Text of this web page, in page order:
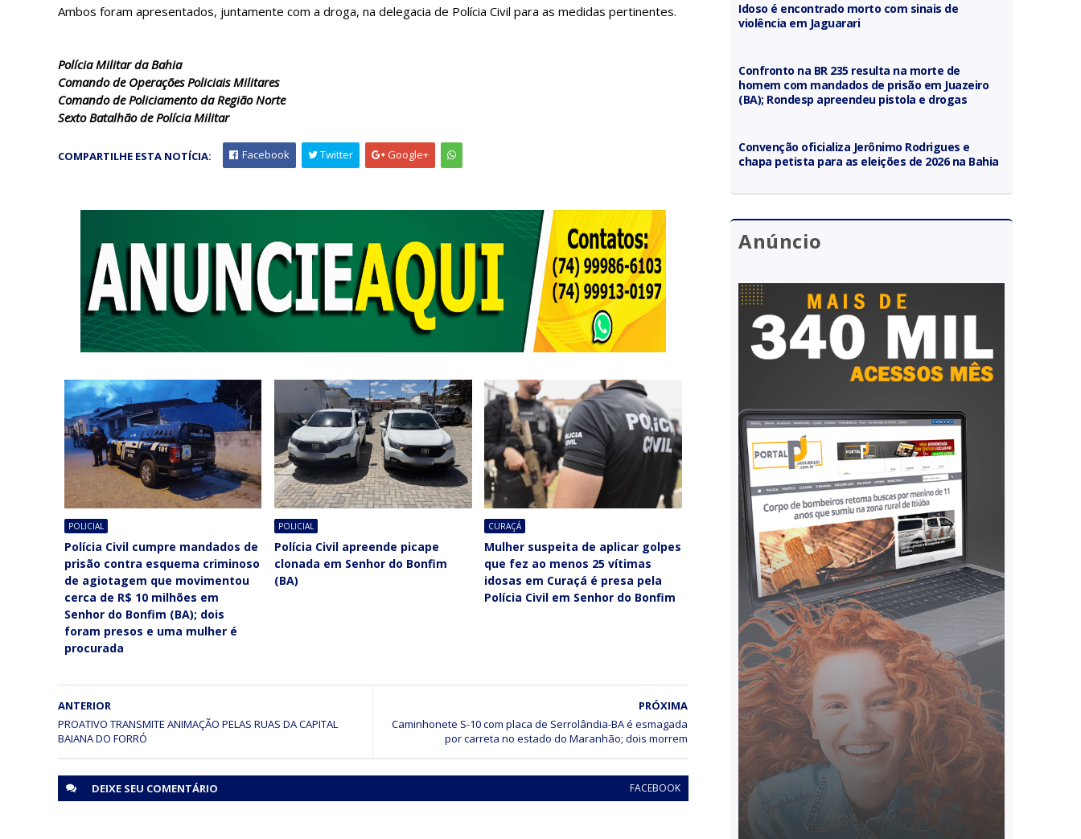
Ambos foram apresentados, juntamente com a droga, na delegacia de Polícia Civil para as medidas pertinentes.
Polícia Militar da Bahia
Comando de Operações Policiais Militares
Comando de Policiamento da Região Norte
Sexto Batalhão de Polícia Militar
COMPARTILHE ESTA NOTÍCIA: Facebook Twitter Google+
POLICIAL
Polícia Civil cumpre mandados de
prisão contra esquema criminoso
de agiotagem que movimentou
cerca de R$ 10 milhões em
Senhor do Bonfim (BA); dois
foram presos e uma mulher é
procurada
POLICIAL
Polícia Civil apreende picape
clonada em Senhor do Bonfim
(BA)
CURAÇÁ
Mulher suspeita de aplicar golpes
que fez ao menos 25 vítimas
idosas em Curaçá é presa pela
Polícia Civil em Senhor do Bonfim
PRÓXIMA
Caminhonete S-10 com placa de Serrolândia-BA é esmagada
por carreta no estado do Maranhão; dois morrem
ANTERIOR
PROATIVO TRANSMITE ANIMAÇÃO PELAS RUAS DA CAPITAL
BAIANA DO FORRÓ
DEIXE SEU COMENTÁRIO FACEBOOK
Idoso é encontrado morto com sinais de
violência em Jaguarari
Confronto na BR 235 resulta na morte de
homem com mandados de prisão em Juazeiro
(BA); Rondesp apreendeu pistola e drogas
Convenção oficializa Jerônimo Rodrigues e
chapa petista para as eleições de 2026 na Bahia
Anúncio